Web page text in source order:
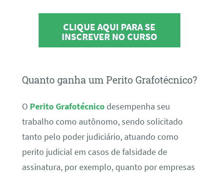
CLIQUE AQUI PARA SE
INSCREVER NO CURSO
Quanto ganha um Perito Grafotécnico?
O Perito Grafotécnicodesempenha seu
trabalho como autônomo, sendo solicitado
tanto pelo poder judiciário, atuando como
perito judicial em casos de falsidade de
assinatura, por exemplo, quanto por empresas